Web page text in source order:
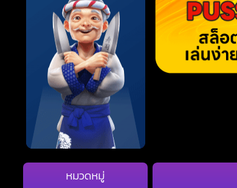
หมวดหมู่